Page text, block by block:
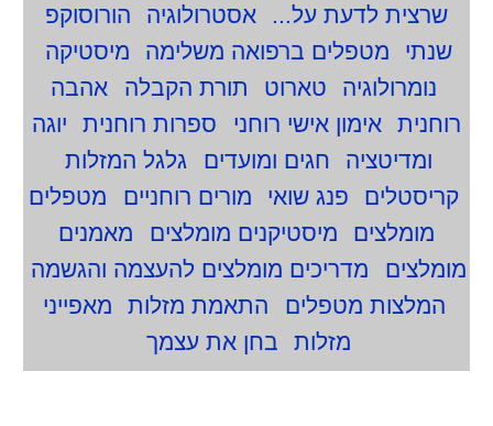
שרצית לדעת על...
אסטרולוגיה
הורוסוקפ
שנתי
מטפלים ברפואה משלימה
מיסטיקה
נומרולוגיה
טארוט תורת הקבלה
אהבה
רוחנית
אימון אישי רוחני ספרות רוחנית
יוגה
ומדיטציה
חגים ומועדים
גלגל המזלות
קריסטלים
פנג שואי מורים רוחניים
מטפלים
מומלצים
מיסטיקנים מומלצים
מאמנים
מומלצים
מדריכים מומלצים להעצמה והגשמה
המלצות מטפלים
התאמת מזלות
מאפייני
מזלות
בחן את עצמך